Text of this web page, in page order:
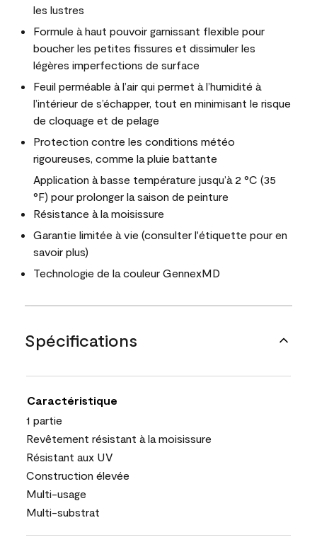
les lustres
Formule à haut pouvoir garnissant flexible pour
boucher les petites fissures et dissimuler les
légères imperfections de surface
Feuil perméable à l’air qui permet à l’humidité à
l’intérieur de s’échapper, tout en minimisant le risque
de cloquage et de pelage
Protection contre les conditions météo
rigoureuses, comme la pluie battante
Application à basse température jusqu’à 2 °C (35
°F) pour prolonger la saison de peinture
Résistance à la moisissure
Garantie limitée à vie (consulter l'étiquette pour en
savoir plus)
Technologie de la couleur GennexMD
Spécifications
Caractéristique
1 partie
Revêtement résistant à la moisissure
Résistant aux UV
Construction élevée
Multi-usage
Multi-substrat